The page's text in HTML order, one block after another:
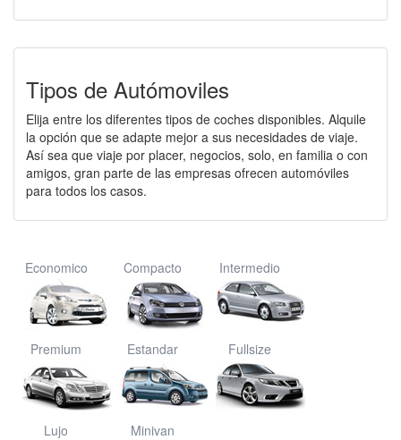
Tipos de Autómoviles
Elija entre los diferentes tipos de coches disponibles. Alquile
la opción que se adapte mejor a sus necesidades de viaje.
Así sea que viaje por placer, negocios, solo, en familia o con
amigos, gran parte de las empresas ofrecen automóviles
para todos los casos.
Economico Compacto Intermedio
Premium Estandar Fullsize
Lujo Minivan